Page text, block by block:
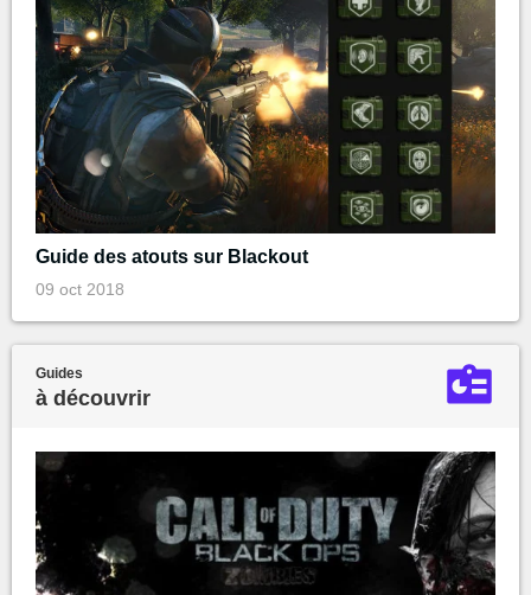
Guide des atouts sur Blackout
09 oct 2018
Guides
à découvrir